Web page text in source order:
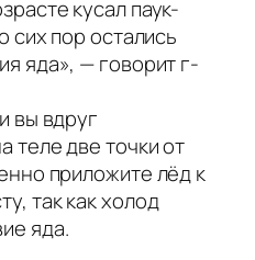
кусал паук-
сих пор остались
яда», — говорит г-
вы вдруг
теле две точки от
приложите лёд к
так как холод
яда.